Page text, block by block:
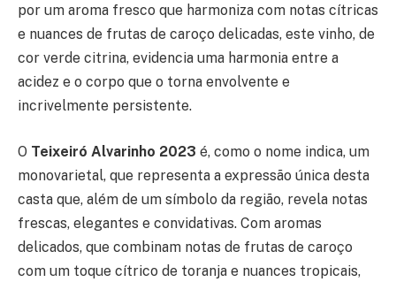
por um aroma fresco que harmoniza com notas cítricas
e nuances de frutas de caroço delicadas, este vinho, de
cor verde citrina, evidencia uma harmonia entre a
acidez e o corpo que o torna envolvente e
incrivelmente persistente.
O Teixeiró Alvarinho 2023 é, como o nome indica, um
monovarietal, que representa a expressão única desta
casta que, além de um símbolo da região, revela notas
frescas, elegantes e convidativas. Com aromas
delicados, que combinam notas de frutas de caroço
com um toque cítrico de toranja e nuances tropicais,